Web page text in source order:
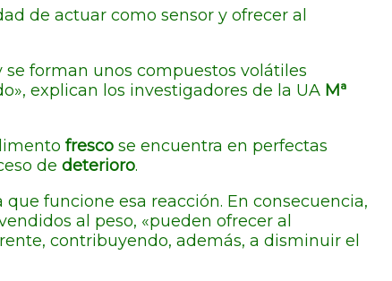
de actuar como sensor y ofrecer al
forman unos compuestos volátiles
explican los investigadores de la UA Mª
fresco se encuentra en perfectas
de deterioro.
funcione esa reacción. En consecuencia,
al peso, «pueden ofrecer al
contribuyendo, además, a disminuir el